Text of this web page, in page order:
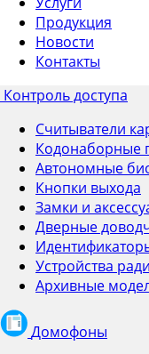
Продукция
Новости
Контакты
Контроль доступа
Считыватели
Кодонаборные
Автономные
Кнопки выхода
Замки и
Дверные
Устройства
Архивные
Домофоны